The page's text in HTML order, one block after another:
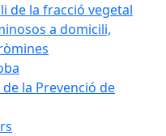
de la fracció vegetal
a domicili,
la Prevenció de